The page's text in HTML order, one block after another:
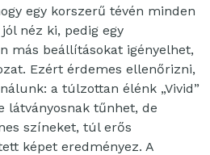
egy korszerű tévén minden
néz ki, pedig egy
más beállításokat igényelhet,
Ezért érdemes ellenőrizni,
a túlzottan élénk „Vivid”
látványosnak tűnhet, de
színeket, túl erős
képet eredményez. A